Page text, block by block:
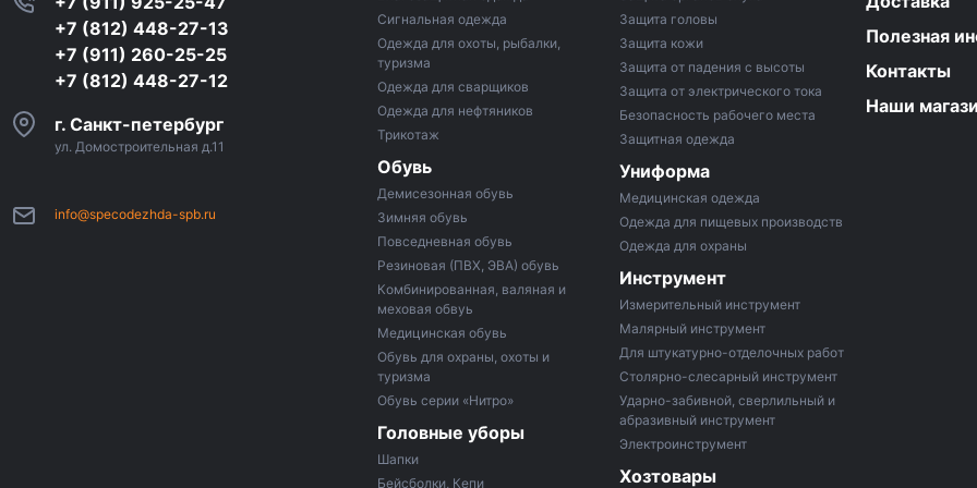
+7 (812) 448-27-13
+7 (911) 260-25-25
+7 (812) 448-27-12
г. Санкт-петербург
ул. Домостроительная д.11
info@specodezhda-spb.ru
Сигнальная одежда
Одежда для охоты, рыбалки,
туризма
Одежда для сварщиков
Одежда для нефтяников
Трикотаж
Обувь
Демисезонная обувь
Зимняя обувь
Повседневная обувь
Резиновая (ПВХ, ЭВА) обувь
Комбинированная, валяная и
меховая обвуь
Медицинская обувь
Обувь для охраны, охоты и
туризма
Обувь серии «Нитро»
Головные уборы
Шапки
Бейсболки, Кепи
Защита головы
Защита кожи
Защита от падения с высоты
Защита от электрического тока
Безопасность рабочего места
Защитная одежда
Униформа
Медицинская одежда
Одежда для пищевых производств
Одежда для охраны
Инструмент
Измерительный инструмент
Малярный инструмент
Для штукатурно-отделочных работ
Столярно-слесарный инструмент
Ударно-забивной, сверлильный и
абразивный инструмент
Электроинструмент
Хозтовары
Полезная
Контакты
Наши